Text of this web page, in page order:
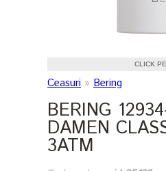
CLICK
Ceasuri » Bering
BERING
DAMEN
3ATM